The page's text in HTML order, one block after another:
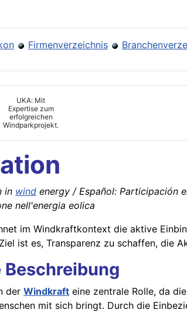
Firmenverzeichnis
UKA: Mit
Expertise zum
erfolgreichen
Windparkprojekt.
in wind energy / Español: Participación
nell'energia eolica
im Windkraftkontext die aktive
ist es, Transparenz zu schaffen, die
der Windkraft eine zentrale Rolle, da
mit sich bringt. Durch die